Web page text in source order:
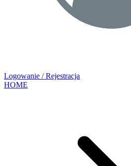
Logowanie / Rejestracja
HOME